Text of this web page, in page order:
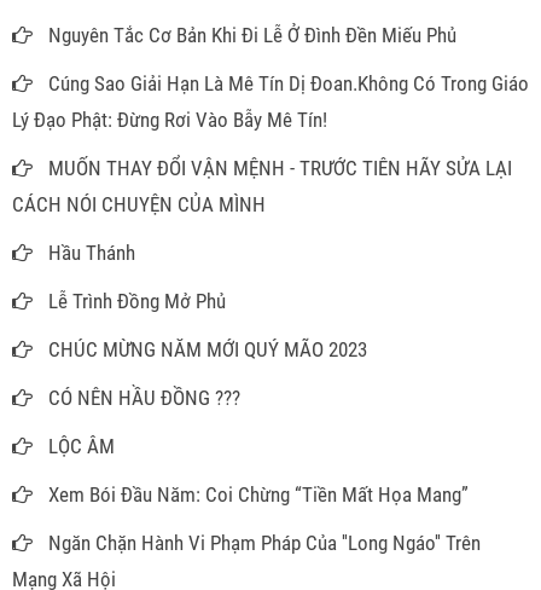
Nguyên Tắc Cơ Bản Khi Đi Lễ Ở Đình Đền Miếu Phủ
Cúng Sao Giải Hạn Là Mê Tín Dị Đoan.Không Có Trong Giáo
Lý Đạo Phật: Đừng Rơi Vào Bẫy Mê Tín!
MUỐN THAY ĐỔI VẬN MỆNH - TRƯỚC TIÊN HÃY SỬA LẠI
CÁCH NÓI CHUYỆN CỦA MÌNH
Hầu Thánh
Lễ Trình Đồng Mở Phủ
CHÚC MỪNG NĂM MỚI QUÝ MÃO 2023
CÓ NÊN HẦU ĐỒNG ???
LỘC ÂM
Xem Bói Đầu Năm: Coi Chừng “Tiền Mất Họa Mang”
Ngăn Chặn Hành Vi Phạm Pháp Của ''Long Ngáo'' Trên
Mạng Xã Hội